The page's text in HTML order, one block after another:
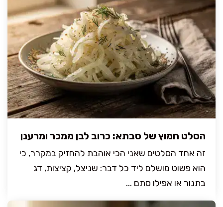
הסלט חמוץ של סבתא: כרוב לבן ממכר ומרענן
זה אחד הסלטים שאני הכי אוהבת להחזיק במקרר, כי
הוא פשוט מושלם ליד כל דבר: שניצל, קציצות, דג
בתנור או אפילו סתם ...